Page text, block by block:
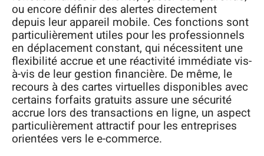
ou encore définir des alertes directement
depuis leur appareil mobile. Ces fonctions sont
particulièrement utiles pour les professionnels
en déplacement constant, qui nécessitent une
flexibilité accrue et une réactivité immédiate vis-
à-vis de leur gestion financière. De même, le
recours à des cartes virtuelles disponibles avec
certains forfaits gratuits assure une sécurité
accrue lors des transactions en ligne, un aspect
particulièrement attractif pour les entreprises
orientées vers le e-commerce.